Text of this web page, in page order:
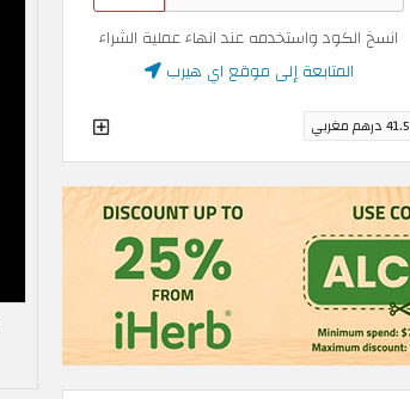
انسخ الكود واستخدمه عند انهاء عملية الشراء
المتابعة إلى موقع اي هيرب
41.5 درهم مغربي